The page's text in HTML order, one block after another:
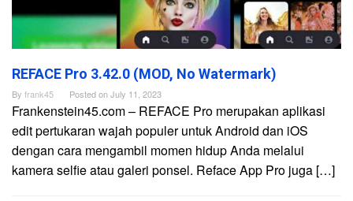
REFACE Pro 3.42.0 (MOD, No Watermark)
By frank45 Posted onJuly 11, 2023
Frankenstein45.com – REFACE Pro merupakan aplikasi
edit pertukaran wajah populer untuk Android dan iOS
dengan cara mengambil momen hidup Anda melalui
kamera selfie atau galeri ponsel. Reface App Pro juga […]